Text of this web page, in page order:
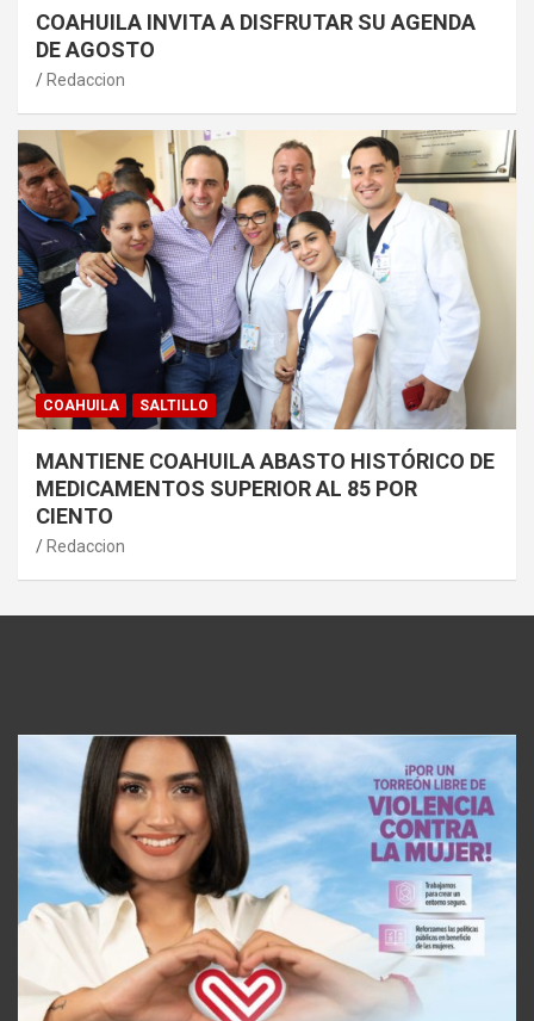
COAHUILA INVITA A DISFRUTAR SU AGENDA
DE AGOSTO
Redaccion
COAHUILA SALTILLO
MANTIENE COAHUILA ABASTO HISTÓRICO DE
MEDICAMENTOS SUPERIOR AL 85 POR
CIENTO
Redaccion